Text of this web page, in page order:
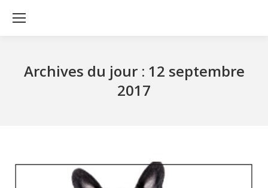
Archives du jour : 12 septembre
2017